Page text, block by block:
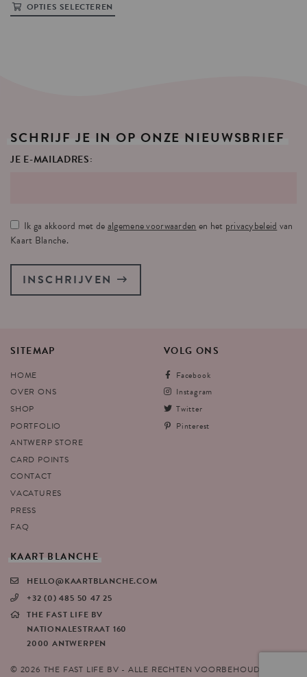
OPTIES SELECTEREN
SCHRIJF JE IN OP ONZE NIEUWSBRIEF
JE E-MAILADRES:
Ik ga akkoord met dealgemene voorwaardenen het privacybeleidvan
Kaart Blanche.
INSCHRIJVEN
SITEMAP
HOME
OVER ONS
SHOP
PORTFOLIO
ANTWERP STORE
CARD POINTS
CONTACT
VACATURES
PRESS
FAQ
VOLG ONS
Facebook
Instagram
Twitter
Pinterest
KAART BLANCHE
HELLO@KAARTBLANCHE.COM
+32 (0) 485 50 47 25
THE FAST LIFE BV
NATIONALESTRAAT 160
2000 ANTWERPEN
© 2026 THE FAST LIFE BV - ALLE RECHTEN VOORBEHOUDEN